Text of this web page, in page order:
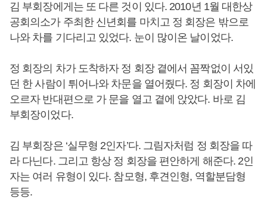
김 부회장에게는 또 다른 것이 있다. 2010년 1월 대한상
공회의소가 주최한 신년회를 마치고 정 회장은 밖으로
나와 차를 기다리고 있었다. 눈이 많이온 날이었다.
정 회장의 차가 도착하자 정 회장 곁에서 꼼짝없이 서있
던 한 사람이 튀어나와 차문을 열어줬다. 정 회장이 차에
오르자 반대편으로 가 문을 열고 곁에 앉았다. 바로 김
부회장이었다.
김 부회장은 ‘실무형 2인자’다. 그림자처럼 정 회장을 따
라 다닌다. 그리고 항상 정 회장을 편안하게 해준다. 2인
자는 여러 유형이 있다. 참모형, 후견인형, 역할분담형
등등.